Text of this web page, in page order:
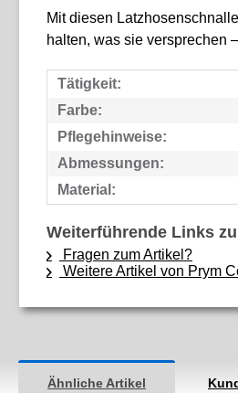
Mit diesen
halten, was sie versprechen
Tätigkeit:
Farbe:
Pflegehinweise:
Abmessungen:
Material:
Weiterführende Links
Fragen zum Artikel?
Weitere Artikel von Prym
Ähnliche Artikel